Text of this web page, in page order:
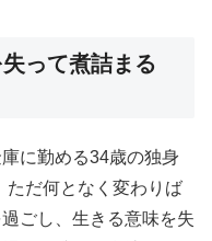
って煮詰まる
に勤める34歳の独身
ただ何となく変わりば
ごし、生きる意味を失